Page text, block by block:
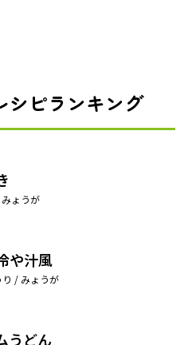
シピランキング
ょうが
や汁風
/ みょうが
うどん